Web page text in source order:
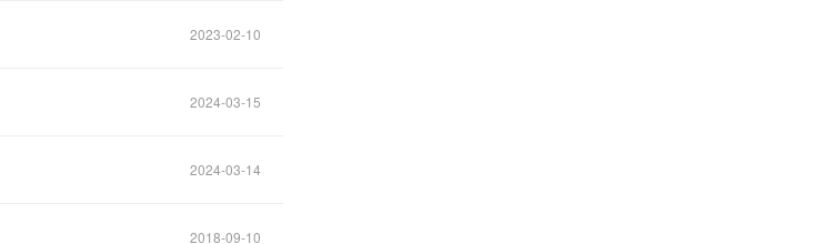
2023-02-10
2024-03-15
2024-03-14
2018-09-10